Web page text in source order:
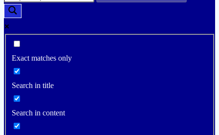
Exact matches only
Search in title
Search in content